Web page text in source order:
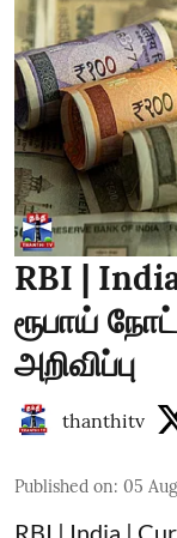
RBI |
ரூபாய்
அறிவிப்பு
thanthitv
Published on: 05
RBI | India |